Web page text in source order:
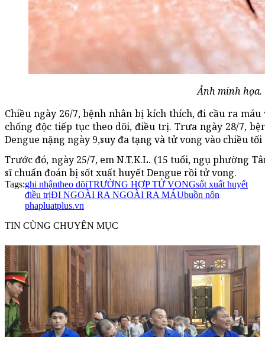
Ảnh minh họa.
Chiều ngày 26/7, bệnh nhân bị kích thích, đi cầu ra
chống độc tiếp tục theo dõi, điều trị. Trưa ngày 28/7,
Dengue nặng ngày 9,suy đa tạng và tử vong vào chiều tối
Trước đó, ngày 25/7, em N.T.K.L. (15 tuổi, ngụ phường
sĩ chuẩn đoán bị sốt xuất huyết Dengue rồi tử vong.
Tags:ghi nhậntheo dõiTRƯỜNG HỢP TỬ VONGsốt xuất huyết
điều trịĐI NGOÀI RA NGOÀI RA MÁUbuồn nôn
phapluatplus.vn
TIN CÙNG CHUYÊN MỤC